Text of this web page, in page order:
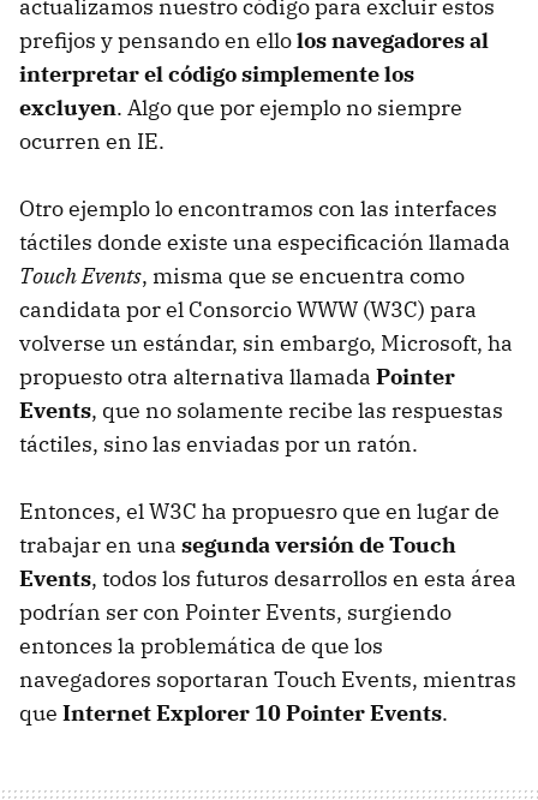
actualizamos nuestro código para excluir estos
prefijos y pensando en ellolos navegadores al
interpretar el código simplemente los
excluyen. Algo que por ejemplo no siempre
ocurren en IE.
Otro ejemplo lo encontramos con las interfaces
táctiles donde existe una especificación llamada
Touch Events, misma que se encuentra como
candidata por el Consorcio WWW (W3C) para
volverse un estándar, sin embargo, Microsoft, ha
propuesto otra alternativa llamada Pointer
Events, que no solamente recibe las respuestas
táctiles, sino las enviadas por un ratón.
Entonces, el W3C ha propuesro que en lugar de
trabajar en una segunda versión de Touch
Events, todos los futuros desarrollos en esta área
podrían ser con Pointer Events, surgiendo
entonces la problemática de que los
navegadores soportaran Touch Events, mientras
que Internet Explorer 10 Pointer Events.